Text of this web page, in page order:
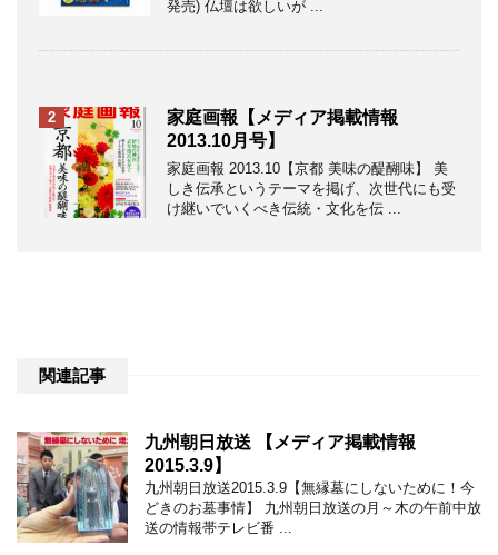
発売) 仏壇は欲しいが ...
2
家庭画報【メディア掲載情報
2013.10月号】
家庭画報 2013.10【京都 美味の醍醐味】 美
しき伝承というテーマを掲げ、次世代にも受
け継いでいくべき伝統・文化を伝 ...
関連記事
九州朝日放送 【メディア掲載情報
2015.3.9】
九州朝日放送2015.3.9【無縁墓にしないために！今
どきのお墓事情】 九州朝日放送の月～木の午前中放
送の情報帯テレビ番 ...